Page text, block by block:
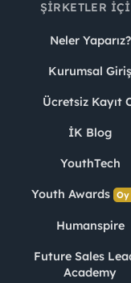
ŞIRKETLER
Neler Yaparız?
Kurumsal Giriş
Ücretsiz Kayıt
İK Blog
YouthTech
Youth Awards Oy
Humanspire
Future Sales
Academy